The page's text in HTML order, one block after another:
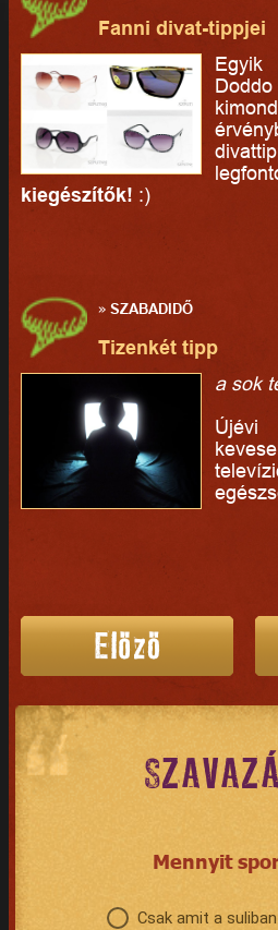
Fanni divat-tippjei
kiegészítők! :)
»SZABADIDŐ
Tizenkét tipp
a sok
Újévi
Mennyit
Csak amit a suliban